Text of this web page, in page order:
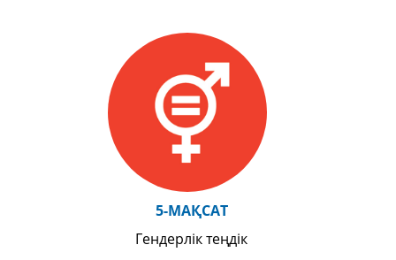
5-МАҚСАТ
Гендерлік теңдік